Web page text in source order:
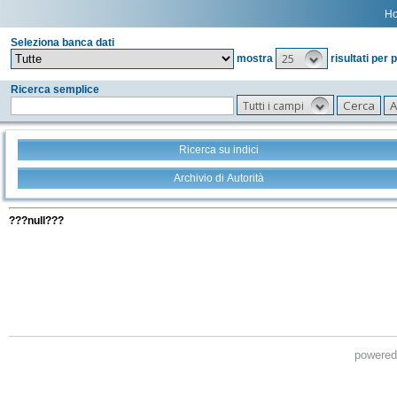
Seleziona banca dati
mostra
25 risultati per
Ricerca semplice
Tutti i campi
Ricerca su indici
Archivio di Autorità
???null???